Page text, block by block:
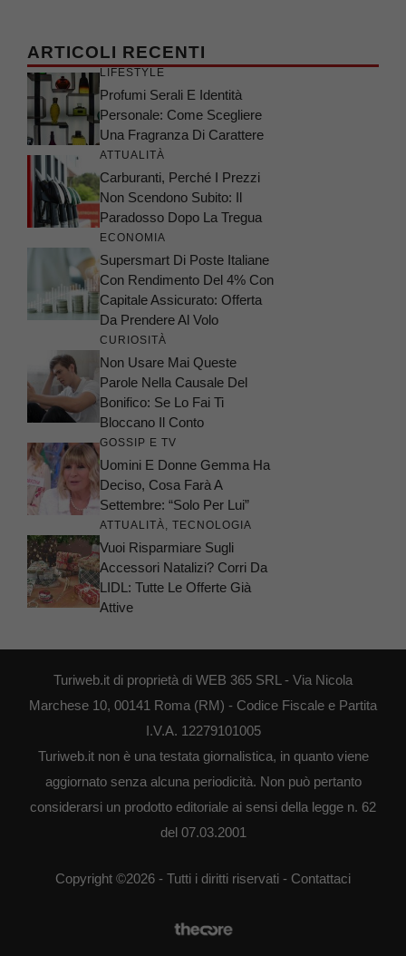
ARTICOLI RECENTI
LIFESTYLE
Profumi Serali E Identità
Personale: Come Scegliere
Una Fragranza Di Carattere
ATTUALITÀ
Carburanti, Perché I Prezzi
Non Scendono Subito: Il
Paradosso Dopo La Tregua
ECONOMIA
Supersmart Di Poste Italiane
Con Rendimento Del 4% Con
Capitale Assicurato: Offerta
Da Prendere Al Volo
CURIOSITÀ
Non Usare Mai Queste
Parole Nella Causale Del
Bonifico: Se Lo Fai Ti
Bloccano Il Conto
GOSSIP E TV
Uomini E Donne Gemma Ha
Deciso, Cosa Farà A
Settembre: “Solo Per Lui”
ATTUALITÀ, TECNOLOGIA
Vuoi Risparmiare Sugli
Accessori Natalizi? Corri Da
LIDL: Tutte Le Offerte Già
Attive
Turiweb.it di proprietà di WEB 365 SRL - Via Nicola
Marchese 10, 00141 Roma (RM) - Codice Fiscale e Partita
I.V.A. 12279101005
Turiweb.it non è una testata giornalistica, in quanto viene
aggiornato senza alcuna periodicità. Non può pertanto
considerarsi un prodotto editoriale ai sensi della legge n. 62
del 07.03.2001
Copyright ©2026 - Tutti i diritti riservati - Contattaci